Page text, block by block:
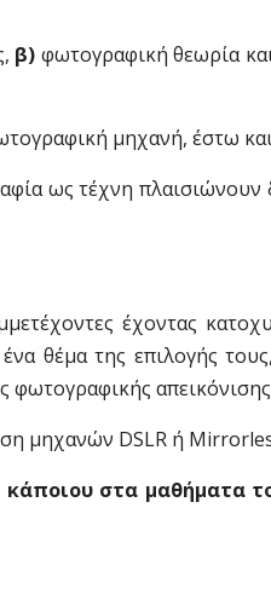
β) φωτογραφική θεωρία
μηχανή, έστω
ως τέχνη
έχοντας
θέμα της επιλογής
μηχανών DSLR ή
στα μαθήματα